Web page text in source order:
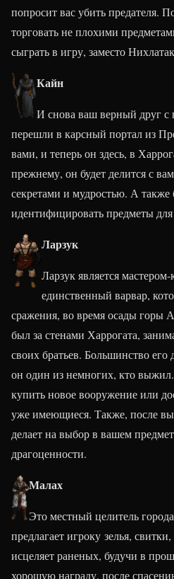
попросит вас убить предателя.
торговать не плохими
сыграть в игру, заместо
Кайн
И снова ваш верный друг с
перешли в карсный портал из
вами, и теперь он здесь, в
прежнему, он будет делится с
секретами и мудростью. А также
идентифицировать предметы для
Ларзук
Ларзук является
единственный варвар,
сражения, во время осады горы
был за стенами Харрогата,
своих братьев. Большинство его
он один из немногих, кто
купить новое вооружение или
уже имеющиеся. Также, после
делает на выбор в вашем
драгоценности.
Малах
Это местный целитель
предлагает игроку зелья,
исцеляет раненых, будучи в
хорошую награду, после